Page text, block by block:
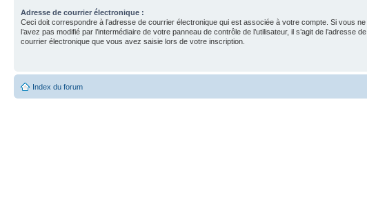
Adresse de courrier électronique :
Ceci doit correspondre à l’adresse de courrier électronique qui est associée à votre compte. Si vous ne
l’avez pas modifié par l’intermédiaire de votre panneau de contrôle de l’utilisateur, il s’agit de l’adresse de
courrier électronique que vous avez saisie lors de votre inscription.
Index du forum